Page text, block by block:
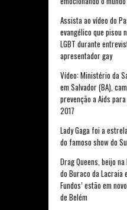
Assista ao vídeo do
evangélico que pisou
LGBT durante
apresentador gay
Vídeo: Ministério da
em Salvador (BA),
prevenção a Aids
2017
Lady Gaga foi a
do famoso show do
Drag Queens, beijo
do Buraco da Lacraia
Fundos’ estão em
de Belém